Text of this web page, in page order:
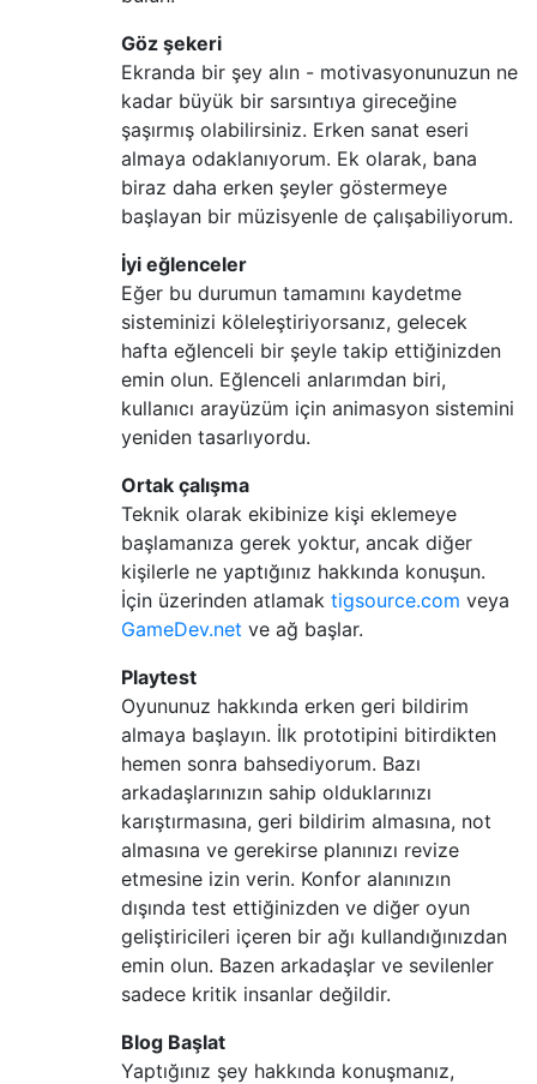
Göz şekeri
Ekranda bir şey alın - motivasyonunuzun ne
kadar büyük bir sarsıntıya gireceğine
şaşırmış olabilirsiniz. Erken sanat eseri
almaya odaklanıyorum. Ek olarak, bana
biraz daha erken şeyler göstermeye
başlayan bir müzisyenle de çalışabiliyorum.
İyi eğlenceler
Eğer bu durumun tamamını kaydetme
sisteminizi köleleştiriyorsanız, gelecek
hafta eğlenceli bir şeyle takip ettiğinizden
emin olun. Eğlenceli anlarımdan biri,
kullanıcı arayüzüm için animasyon sistemini
yeniden tasarlıyordu.
Ortak çalışma
Teknik olarak ekibinize kişi eklemeye
başlamanıza gerek yoktur, ancak diğer
kişilerle ne yaptığınız hakkında konuşun.
İçin üzerinden atlamak tigsource.com veya
GameDev.net ve ağ başlar.
Playtest
Oyununuz hakkında erken geri bildirim
almaya başlayın. İlk prototipini bitirdikten
hemen sonra bahsediyorum. Bazı
arkadaşlarınızın sahip olduklarınızı
karıştırmasına, geri bildirim almasına, not
almasına ve gerekirse planınızı revize
etmesine izin verin. Konfor alanınızın
dışında test ettiğinizden ve diğer oyun
geliştiricileri içeren bir ağı kullandığınızdan
emin olun. Bazen arkadaşlar ve sevilenler
sadece kritik insanlar değildir.
Blog Başlat
Yaptığınız şey hakkında konuşmanız,